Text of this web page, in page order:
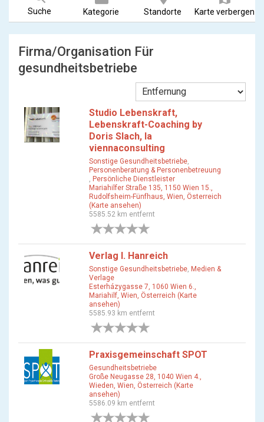
Suche Kategorie Standorte Karte verbergen
Firma/Organisation Für
gesundheitsbetriebe
Studio Lebenskraft,
Lebenskraft-Coaching by
Doris Slach, la
viennaconsulting
Sonstige Gesundheitsbetriebe,
Personenberatung & Personenbetreuung
, Persönliche Dienstleister
Mariahilfer Straße 135, 1150 Wien 15.,
Rudolfsheim-Fünfhaus, Wien, Österreich
(Karte ansehen)
5585.52 km entfernt
Verlag I. Hanreich
Sonstige Gesundheitsbetriebe, Medien &
Verlage
Esterházygasse 7, 1060 Wien 6.,
Mariahilf, Wien, Österreich (Karte
ansehen)
5585.93 km entfernt
Praxisgemeinschaft SPOT
Gesundheitsbetriebe
Große Neugasse 28, 1040 Wien 4.,
Wieden, Wien, Österreich (Karte
ansehen)
5586.09 km entfernt